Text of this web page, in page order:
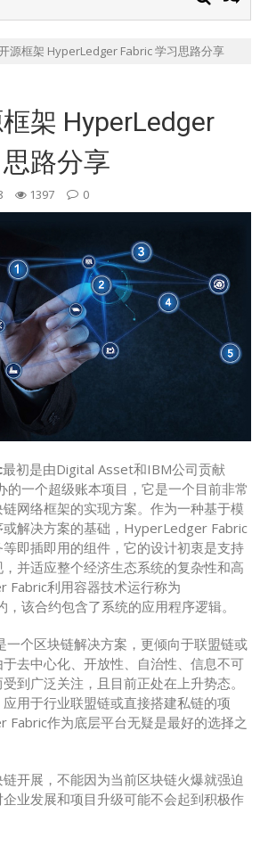
源框架 HyperLedger Fabric 学习思路分享
架 HyperLedger
路分享
1397 0
最初是由Digital Asset和IBM公司贡献
的一个超级账本项目，它是一个目前非常
网络框架的实现方案。作为一种基于模
解决方案的基础，HyperLedger Fabric
即插即用的组件，它的设计初衷是支持
并适应整个经济生态系统的复杂性和高
Fabric利用容器技术运行称为
，该合约包含了系统的应用程序逻辑。
个区块链解决方案，更倾向于联盟链或
去中心化、开放性、自治性、信息不可
到广泛关注，且目前正处在上升势态。
用于行业联盟链或直接搭建私链的项
Fabric作为底层平台无疑是最好的选择之
开展，不能因为当前区块链火爆就强迫
业发展和项目升级可能不会起到积极作